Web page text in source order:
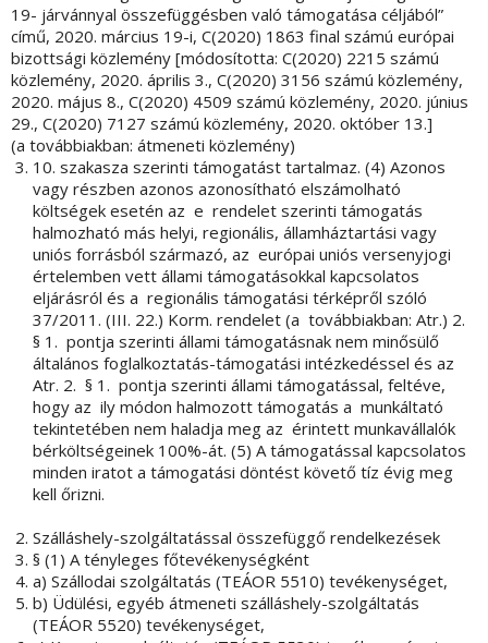
19- járvánnyal összefüggésben való támogatása céljából”
című, 2020. március 19-i, C(2020) 1863 final számú európai
bizottsági közlemény [módosította: C(2020) 2215 számú
közlemény, 2020. április 3., C(2020) 3156 számú közlemény,
2020. május 8., C(2020) 4509 számú közlemény, 2020. június
29., C(2020) 7127 számú közlemény, 2020. október 13.]
(a továbbiakban: átmeneti közlemény)
10. szakasza szerinti támogatást tartalmaz. (4) Azonos
vagy részben azonos azonosítható elszámolható
költségek esetén az e rendelet szerinti támogatás
halmozható más helyi, regionális, államháztartási vagy
uniós forrásból származó, az európai uniós versenyjogi
értelemben vett állami támogatásokkal kapcsolatos
eljárásról és a regionális támogatási térképről szóló
37/2011. (III. 22.) Korm. rendelet (a továbbiakban: Atr.) 2.
§ 1. pontja szerinti állami támogatásnak nem minősülő
általános foglalkoztatás-támogatási intézkedéssel és az
Atr. 2. § 1. pontja szerinti állami támogatással, feltéve,
hogy az ily módon halmozott támogatás a munkáltató
tekintetében nem haladja meg az érintett munkavállalók
bérköltségeinek 100%-át. (5) A támogatással kapcsolatos
minden iratot a támogatási döntést követő tíz évig meg
kell őrizni.
Szálláshely-szolgáltatással összefüggő rendelkezések
§ (1) A tényleges főtevékenységként
a) Szállodai szolgáltatás (TEÁOR 5510) tevékenységet,
b) Üdülési, egyéb átmeneti szálláshely-szolgáltatás
(TEÁOR 5520) tevékenységet,